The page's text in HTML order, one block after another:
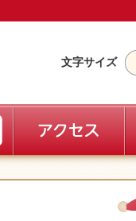
文字サイズ